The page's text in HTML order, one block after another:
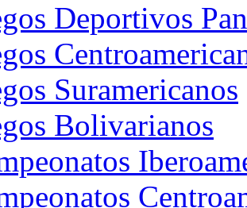
Deportivos
Suramericanos
Bolivarianos